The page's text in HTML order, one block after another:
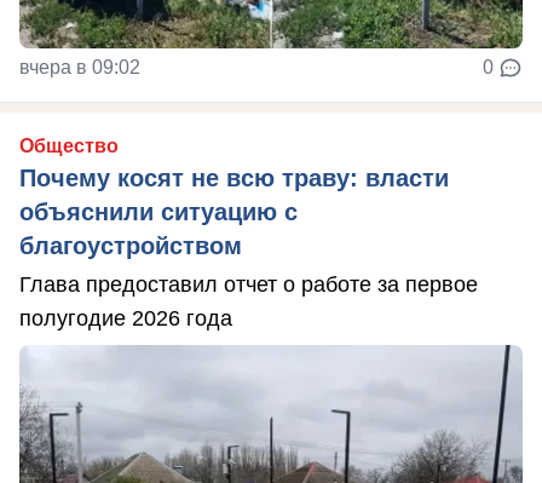
вчера в 09:02 0
Общество
Почему косят не всю траву: власти
объяснили ситуацию с
благоустройством
Глава предоставил отчет о работе за первое
полугодие 2026 года